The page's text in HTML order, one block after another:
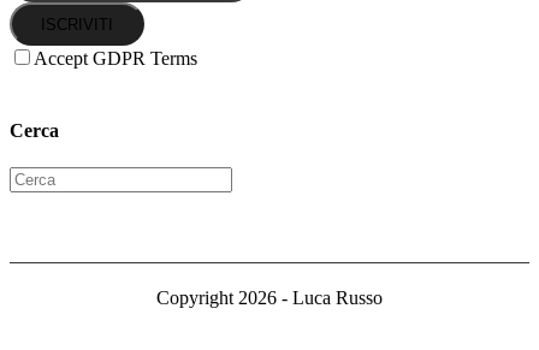
ISCRIVITI
Accept GDPR Terms
Cerca
Copyright 2026 - Luca Russo